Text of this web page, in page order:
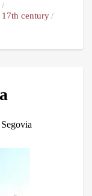
17th century